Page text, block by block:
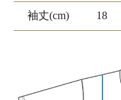
袖丈(cm) 18